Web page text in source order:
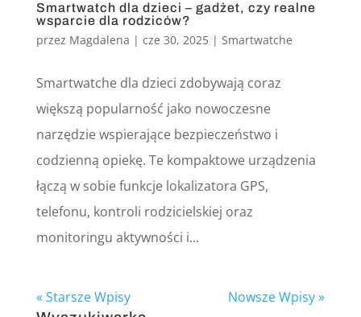
Smartwatch dla dzieci – gadżet, czy realne
wsparcie dla rodziców?
przez Magdalena | cze 30, 2025| Smartwatche
Smartwatche dla dzieci zdobywają coraz
większą popularność jako nowoczesne
narzędzie wspierające bezpieczeństwo i
codzienną opiekę. Te kompaktowe urządzenia
łączą w sobie funkcje lokalizatora GPS,
telefonu, kontroli rodzicielskiej oraz
monitoringu aktywności i...
« Starsze Wpisy Nowsze Wpisy »